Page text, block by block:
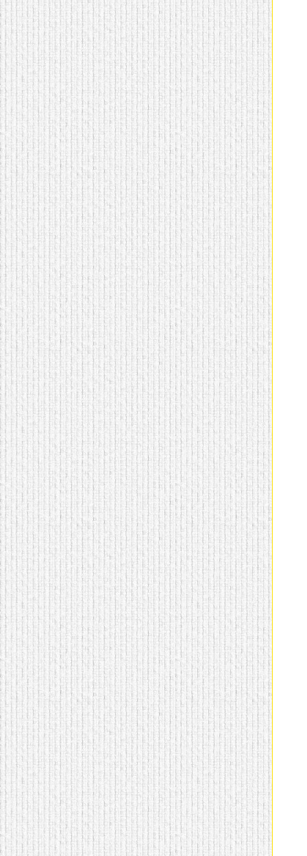
домашнем использовании.
Эта мебель имеет
некоторые преимущества
перед той же стенкой для
гостиной, к примеру,
поскольку она более
легкая и не загромождает
пространство. В спальне
этот предмет можно
поставить у изголовья
кровати, чтобы заполнить
пустующее там
место.
Также стеллажи
очень часто используют в
качестве разграничителей
комнаты, например, на
рабочую зону и
пространство для отдыха.
Особенно это актуально
для однокомнатных
квартир.